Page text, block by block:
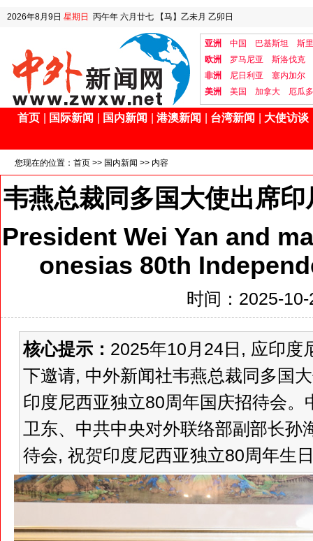
2026年8月9日 星期日 丙午年 六月廿七 【马】乙未月 乙卯日
亚洲 中国 巴基斯坦
斯
欧洲
罗马尼亚
斯洛伐克
非洲
尼日利亚
塞内加尔
美洲
美国 加拿大 厄瓜
首页 国际新闻 国内新闻 港澳新闻 台湾新闻 大使访谈
您现在的位置： 首页 >> 国内新闻 >> 内容
韦燕总裁同多国大使出席
President Wei Yan and
onesias 80th
时间：2025-
核心提示： 2025年10月24日, 应印度
下邀请, 中外新闻社韦燕总裁同多国
印度尼西亚独立80周年国庆招待会
卫东、中共中央对外联络部副部长孙
待会, 祝贺印度尼西亚独立80周年生